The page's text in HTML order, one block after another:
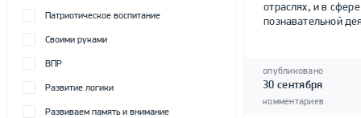
Патриотическое воспитание
Своими руками
ВПР
Развитие логики
Развиваем память и внимание
отраслях, и в сфере
познавательной
опубликовано
30 сентября
комментариев